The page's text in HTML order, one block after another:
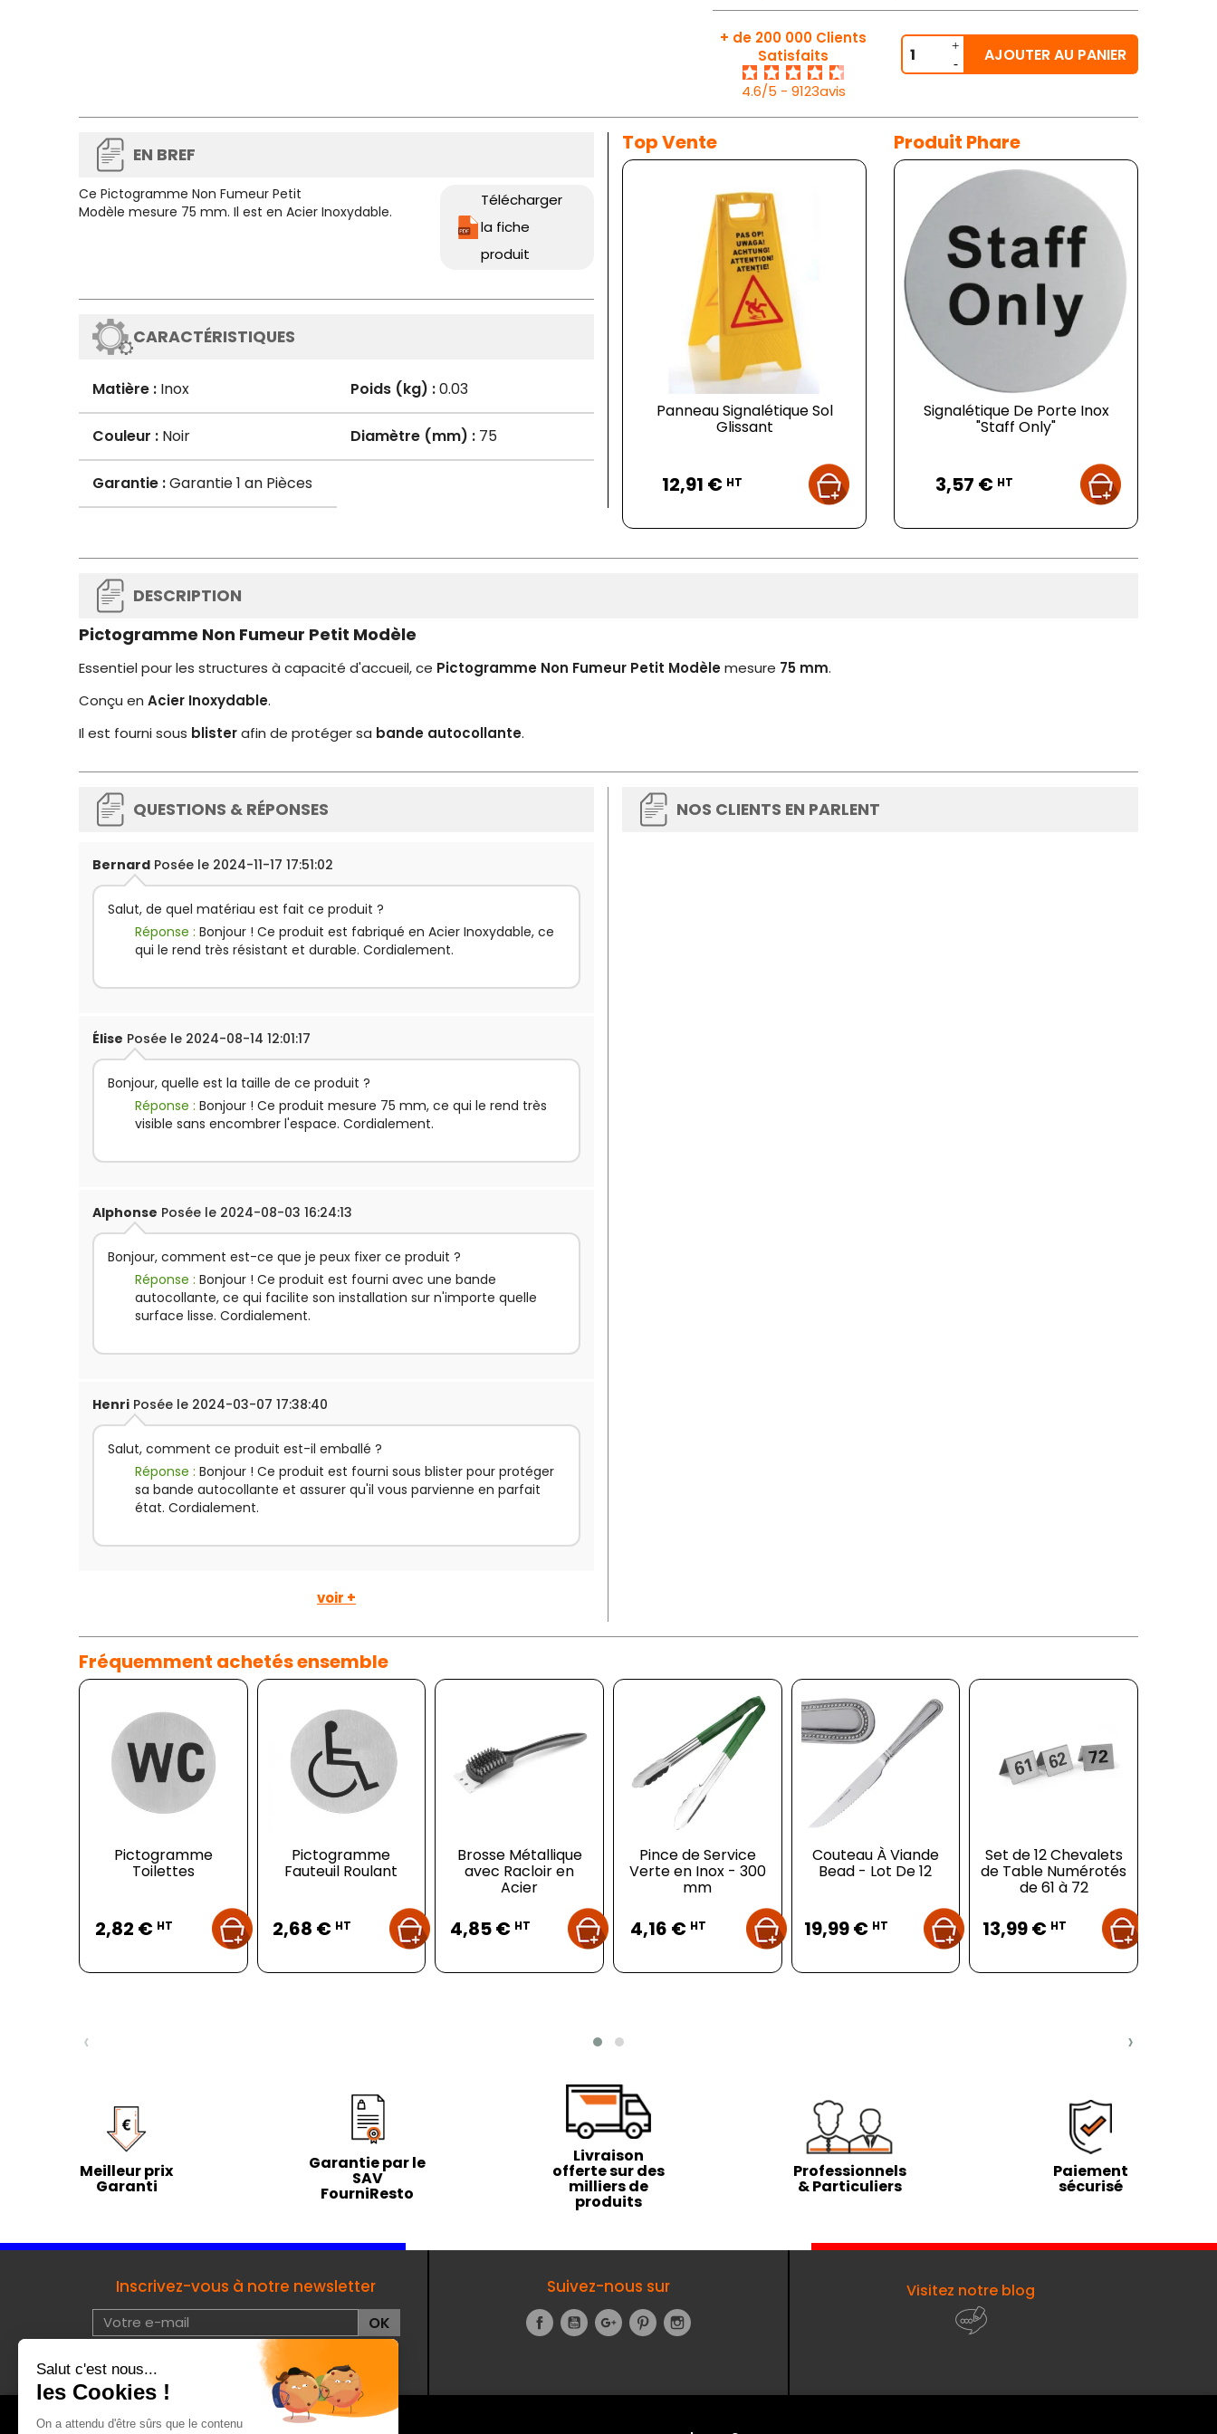
+ de 200 000 Clients
Satisfaits
4.6/5 - 9123avis
AJOUTER AU PANIER
EN BREF
Ce Pictogramme Non Fumeur Petit
Modèle mesure 75 mm. Il est en Acier Inoxydable.
Télécharger
la fiche
produit
CARACTÉRISTIQUES
Matière : Inox Poids (kg) :0.03
Couleur : Noir Diamètre (mm) :75
Garantie :Garantie 1 an Pièces
Top Vente
Panneau Signalétique Sol
Glissant
12,91 € HT
Produit Phare
Signalétique De Porte Inox
"Staff Only"
3,57 € HT
DESCRIPTION
Pictogramme Non Fumeur Petit Modèle
Essentiel pour les structures à capacité d'accueil, ce Pictogramme Non Fumeur Petit Modèlemesure 75 mm.
Conçu en Acier Inoxydable.
Il est fourni sous blisterafin de protéger sa bande autocollante.
QUESTIONS & RÉPONSES
Bernard Posée le 2024-11-17 17:51:02
Salut, de quel matériau est fait ce produit ?
Réponse : Bonjour ! Ce produit est fabriqué en Acier Inoxydable, ce
qui le rend très résistant et durable. Cordialement.
Élise Posée le 2024-08-14 12:01:17
Bonjour, quelle est la taille de ce produit ?
Réponse : Bonjour ! Ce produit mesure 75 mm, ce qui le rend très
visible sans encombrer l'espace. Cordialement.
Alphonse Posée le 2024-08-03 16:24:13
Bonjour, comment est-ce que je peux fixer ce produit ?
Réponse : Bonjour ! Ce produit est fourni avec une bande
autocollante, ce qui facilite son installation sur n'importe quelle
surface lisse. Cordialement.
Henri Posée le 2024-03-07 17:38:40
Salut, comment ce produit est-il emballé ?
Réponse : Bonjour ! Ce produit est fourni sous blister pour protéger
sa bande autocollante et assurer qu'il vous parvienne en parfait
état. Cordialement.
voir +
NOS CLIENTS EN PARLENT
Fréquemment achetés ensemble
Pictogramme
Toilettes
2,82 € HT
Pictogramme
Fauteuil Roulant
2,68 € HT
Brosse Métallique
avec Racloir en
Acier
4,85 € HT
Pince de Service
Verte en Inox - 300
mm
4,16 € HT
Couteau À Viande
Bead - Lot De 12
19,99 € HT
Set de 12 Chevalets
de Table Numérotés
de 61 à 72
13,99 € HT
‹ ›
Meilleur prix
Garanti
Garantie par le
SAV
FourniResto
Livraison
offerte sur des
milliers de
produits
Professionnels
& Particuliers
Paiement
sécurisé
Inscrivez-vous à notre newsletter
J'accepte les conditions d'utilisation de données à
caractères privées :
Suivez-nous sur
Facebook
YouTubeGoogle+PinterestInstagram
Visitez notre blog